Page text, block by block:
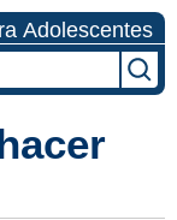
Adolescentes